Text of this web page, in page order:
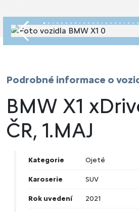
Předchozí
Podrobné informace o
BMW X1
ČR, 1.MAJ
Kategorie Ojeté
Karoserie SUV
Rok uvedení 2021